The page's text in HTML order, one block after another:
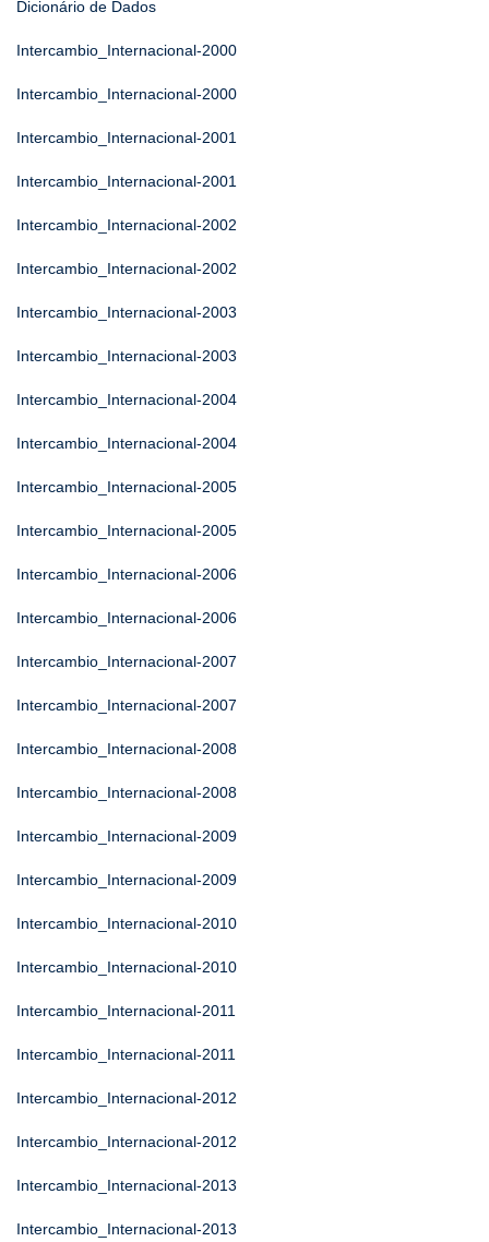
Dicionário de Dados
Intercambio_Internacional-2000
Intercambio_Internacional-2000
Intercambio_Internacional-2001
Intercambio_Internacional-2001
Intercambio_Internacional-2002
Intercambio_Internacional-2002
Intercambio_Internacional-2003
Intercambio_Internacional-2003
Intercambio_Internacional-2004
Intercambio_Internacional-2004
Intercambio_Internacional-2005
Intercambio_Internacional-2005
Intercambio_Internacional-2006
Intercambio_Internacional-2006
Intercambio_Internacional-2007
Intercambio_Internacional-2007
Intercambio_Internacional-2008
Intercambio_Internacional-2008
Intercambio_Internacional-2009
Intercambio_Internacional-2009
Intercambio_Internacional-2010
Intercambio_Internacional-2010
Intercambio_Internacional-2011
Intercambio_Internacional-2011
Intercambio_Internacional-2012
Intercambio_Internacional-2012
Intercambio_Internacional-2013
Intercambio_Internacional-2013